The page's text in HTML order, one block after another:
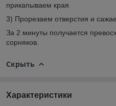
прикапываем края
3) Прорезаем отверстия и
За 2 минуты получается
сорняков.
Скрыть
Характеристики